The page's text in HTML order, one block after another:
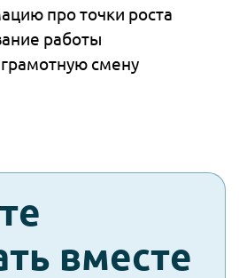
про точки роста
работы
смену
вместе